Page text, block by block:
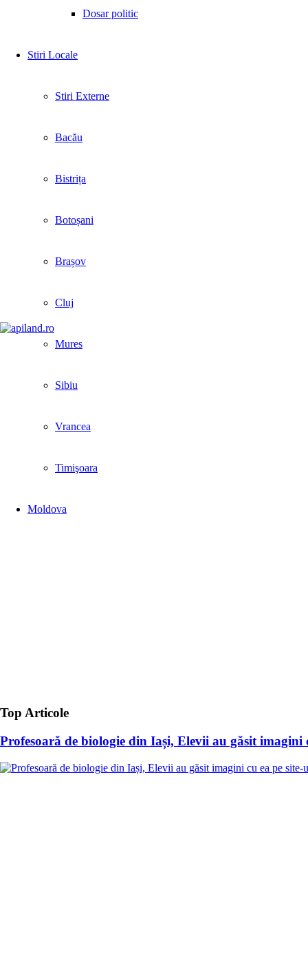
Dosar politic
Stiri Locale
Stiri Externe
Bacău
Bistrița
Botoșani
Brașov
Cluj
Mures
Sibiu
Vrancea
Timişoara
Moldova
Top Articole
Profesoară de biologie din Iași, Elevii au găsit